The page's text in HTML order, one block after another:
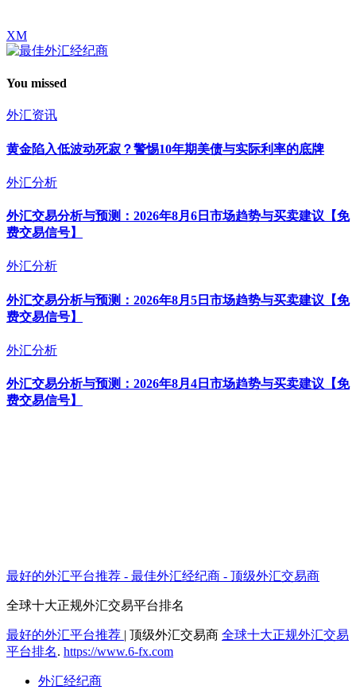
XM
You missed
外汇资讯
黄金陷入低波动死寂？警惕10年期美债与实际利率的底牌
外汇分析
外汇交易分析与预测：2026年8月6日市场趋势与买卖建议【免
费交易信号】
外汇分析
外汇交易分析与预测：2026年8月5日市场趋势与买卖建议【免
费交易信号】
外汇分析
外汇交易分析与预测：2026年8月4日市场趋势与买卖建议【免
费交易信号】
最好的外汇平台推荐 - 最佳外汇经纪商 - 顶级外汇交易商
全球十大正规外汇交易平台排名
最好的外汇平台推荐 | 顶级外汇交易商 全球十大正规外汇交易
平台排名. https://www.6-fx.com
外汇经纪商